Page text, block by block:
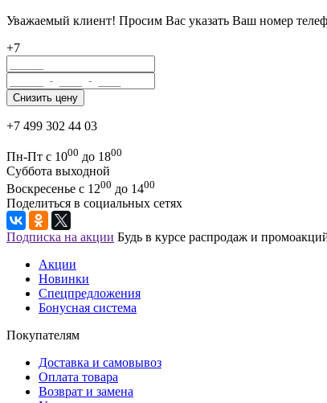
Уважаемый клиент! Просим Вас указать Ваш номер
+7
+7 499 302 44 03
Пн-Пт с 1000 до 1800
Суббота выходной
Воскресенье с 1200 до 1400
Поделиться в социальных сетях
Подписка на акции Будь в курсе распродаж и
Акции
Новинки
Спецпредложения
Бонусная система
Покупателям
Доставка и самовывоз
Оплата товара
Возврат и замена